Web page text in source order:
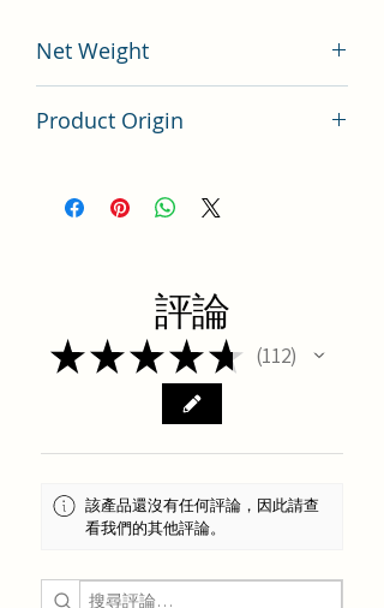
Net Weight
Product Origin
評論
★★★★★ 112
112
該產品還沒有任何評論，因此請查
看我們的其他評論。